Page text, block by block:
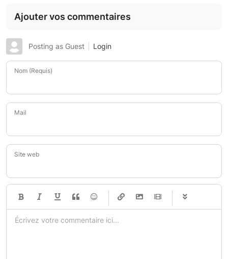
Ajouter vos commentaires
Posting as Guest Login
Nom (Requis)
Mail
Site web
-
-
-
-